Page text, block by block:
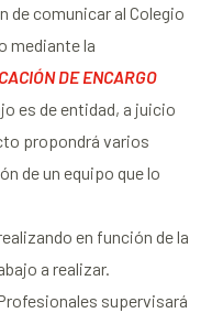
de comunicar al Colegio
mediante la
DE ENCARGO
es de entidad, a juicio
propondrá varios
de un equipo que lo
en función de la
a realizar.
supervisará